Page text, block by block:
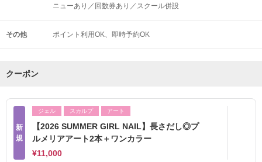
ニューあり／回数券あり／スクール併設
その他 ポイント利用OK 即時予約OK
クーポン
新
規
ジェル スカルプ アート
【2026 SUMMER GIRL NAIL】長さだし◎プ
ルメリアアート2本＋ワンカラー
¥11,000